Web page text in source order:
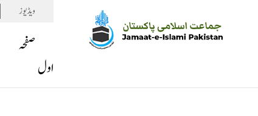
ویڈیوز
صفحہ
اول